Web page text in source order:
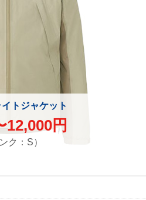
トジャケット
12,000円
ク：S）